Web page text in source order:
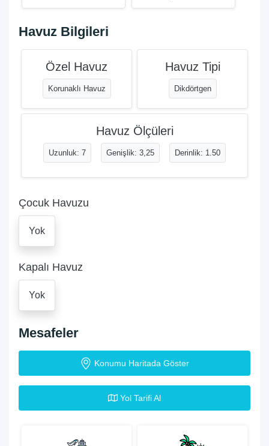
Havuz Bilgileri
Özel Havuz
Korunaklı Havuz
Havuz Tipi
Dikdörtgen
Havuz Ölçüleri
Uzunluk: 7 Genişlik: 3,25 Derinlik: 1.50
Çocuk Havuzu
Yok
Kapalı Havuz
Yok
Mesafeler
Konumu Haritada Göster
Yol Tarifi Al